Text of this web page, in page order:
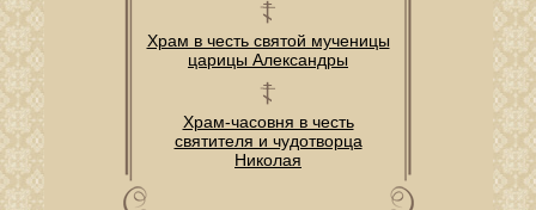
Храм в честь святой мученицы
царицы Александры
Храм-часовня в честь
святителя и чудотворца
Николая